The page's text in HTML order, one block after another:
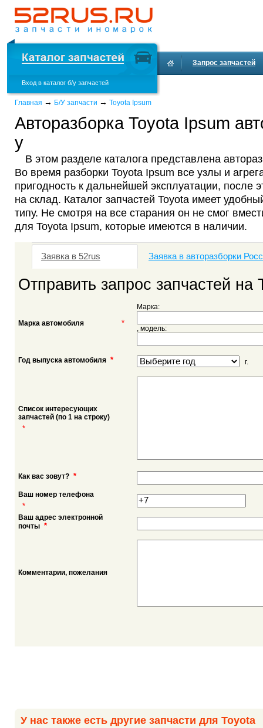
Вход в каталог б/у запчастей
Запрос запчастей
Главная → Б/У запчасти → Toyota Ipsum
Авторазборка Toyota Ipsum
у
В этом разделе каталога представлена
Во время разборки Toyota Ipsum все узлы и
пригодность к дальнейшей эксплуатации, после
на склад. Каталог запчастей Toyota имеет
типу. Не смотря на все старания он не смог
для Toyota Ipsum, которые имеются в наличии.
Заявка в 52rus Заявка в авторазборки
Отправить запрос запчастей на
Марка автомобиля *
Марка:
, модель:
Год выпуска автомобиля * г.
Список интересующих
запчастей (по 1 на строку)
*
Как вас зовут? *
Ваш номер телефона
*
Ваш адрес электронной
почты *
Комментарии, пожелания
У нас также есть другие запчасти для Toyota